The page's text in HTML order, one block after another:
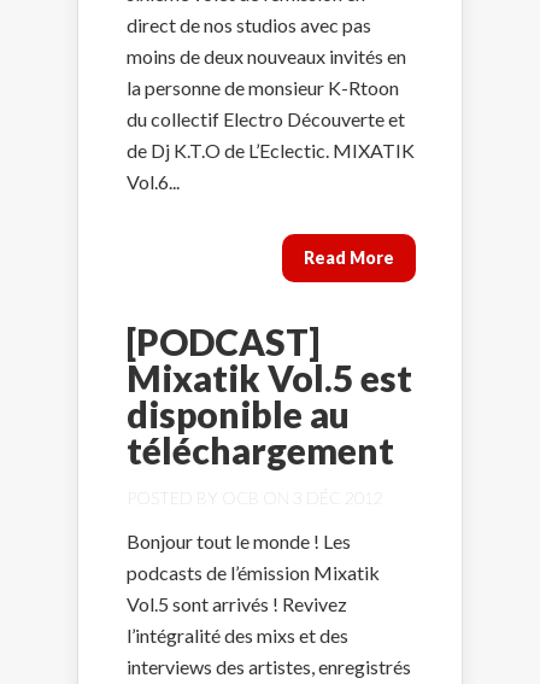
direct de nos studios avec pas
moins de deux nouveaux invités en
la personne de monsieur K-Rtoon
du collectif Electro Découverte et
de Dj K.T.O de L’Eclectic. MIXATIK
Vol.6...
Read More
[PODCAST]
Mixatik Vol.5 est
disponible au
téléchargement
POSTED BY OCB ON 3 DÉC 2012
Bonjour tout le monde ! Les
podcasts de l’émission Mixatik
Vol.5 sont arrivés ! Revivez
l’intégralité des mixs et des
interviews des artistes, enregistrés